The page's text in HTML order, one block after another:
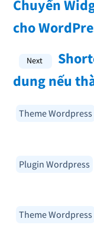
Chuyển
cho
dung nếu
Theme Wordpress
Plugin Wordpress
Theme Wordpress